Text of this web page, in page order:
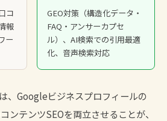
コ
報
ー
GEO対策 （構造化データ・
FAQ・アンサーカプセ
ル）、AI検索での引用最適
化、音声検索対応
Googleビジネスプロフィールの
ンテンツSEOを両立させることが、